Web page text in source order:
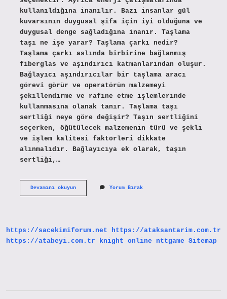
kullanıldığına inanılır. Bazı insanlar gül
kuvarsının duygusal şifa için iyi olduğuna ve
duygusal denge sağladığına inanır. Taşlama
taşı ne işe yarar? Taşlama çarkı nedir?
Taşlama çarkı aslında birbirine bağlanmış
fiberglas ve aşındırıcı katmanlarından oluşur.
Bağlayıcı aşındırıcılar bir taşlama aracı
görevi görür ve operatörün malzemeyi
şekillendirme ve rafine etme işlemlerinde
kullanmasına olanak tanır. Taşlama taşı
sertliği neye göre değişir? Taşın sertliğini
seçerken, öğütülecek malzemenin türü ve şekli
ve işlem kalitesi faktörleri dikkate
alınmalıdır. Bağlayıcıya ek olarak, taşın
sertliği,…
Devamını okuyunPembe
Yorum Bırak
https://sacekimiforum.net
https://ataksantarim.com.tr
https://atabeyi.com.tr
knight online nttgame Sitemap